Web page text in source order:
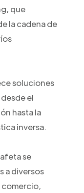
que
la cadena de
soluciones
el
hasta la
inversa.
se
a diversos
comercio,